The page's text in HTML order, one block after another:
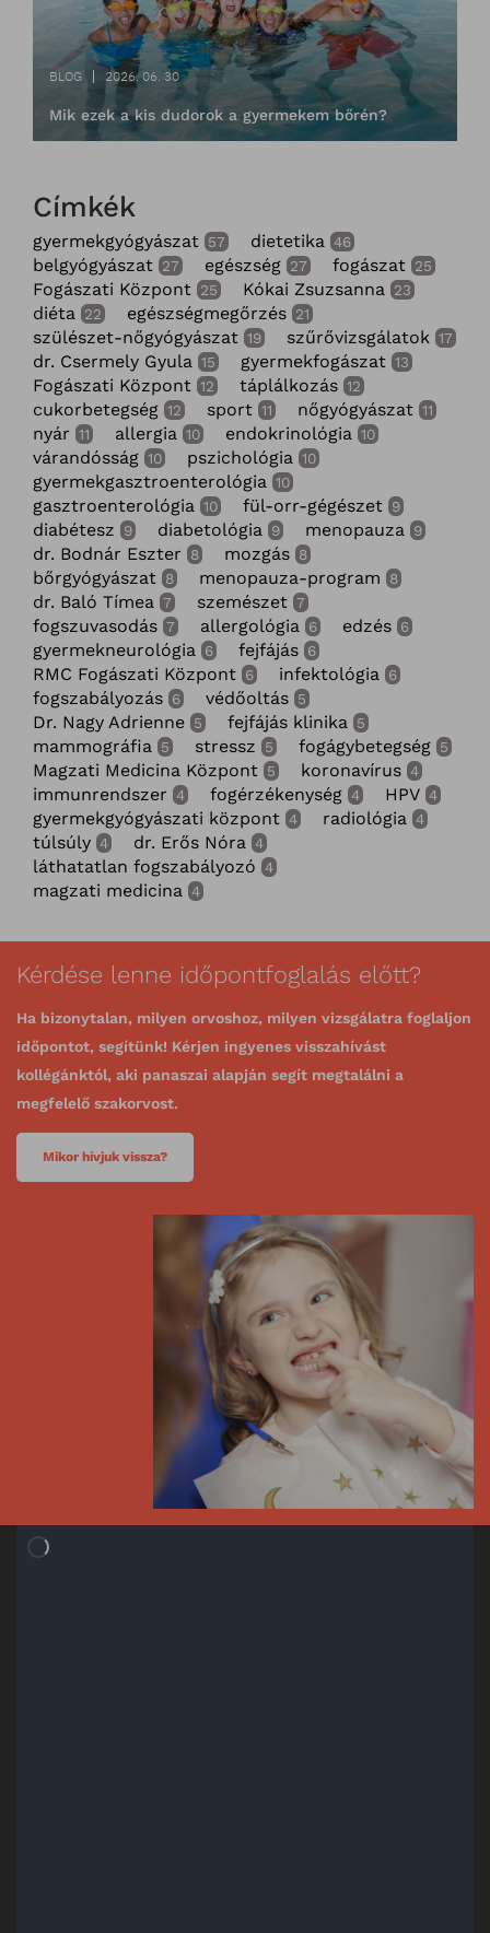
BLOG 2026. 06. 30
Mik ezek a kis dudorok a gyermekem bőrén?
Címkék
gyermekgyógyászat 57 dietetika 46
belgyógyászat 27 egészség 27 fogászat 25
Fogászati Központ 25 Kókai Zsuzsanna 23
diéta 22 egészségmegőrzés 21
szülészet-nőgyógyászat 19 szűrővizsgálatok 17
dr. Csermely Gyula 15 gyermekfogászat 13
Fogászati Központ 12 táplálkozás 12
cukorbetegség 12 sport 11 nőgyógyászat 11
nyár 11 allergia 10 endokrinológia 10
várandósság 10 pszichológia 10
gyermekgasztroenterológia 10
gasztroenterológia 10 fül-orr-gégészet 9
diabétesz 9 diabetológia 9 menopauza 9
dr. Bodnár Eszter 8 mozgás 8
bőrgyógyászat 8 menopauza-program 8
dr. Baló Tímea 7 szemészet 7
fogszuvasodás 7 allergológia 6 edzés 6
gyermekneurológia 6 fejfájás 6
RMC Fogászati Központ 6 infektológia 6
fogszabályozás 6 védőoltás 5
Dr. Nagy Adrienne 5 fejfájás klinika 5
mammográfia 5 stressz 5 fogágybetegség 5
Magzati Medicina Központ 5 koronavírus 4
immunrendszer 4 fogérzékenység 4 HPV 4
gyermekgyógyászati központ 4 radiológia 4
túlsúly 4 dr. Erős Nóra 4
láthatatlan fogszabályozó 4
magzati medicina 4
Kérdése lenne időpontfoglalás előtt?
Ha bizonytalan, milyen orvoshoz, milyen vizsgálatra foglaljon
időpontot, segítünk! Kérjen ingyenes visszahívást
kollégánktól, aki panaszai alapján segít megtalálni a
megfelelő szakorvost.
Mikor hívjuk vissza?